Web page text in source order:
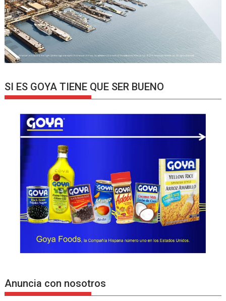
SI ES GOYA TIENE QUE SER BUENO
Anuncia con nosotros